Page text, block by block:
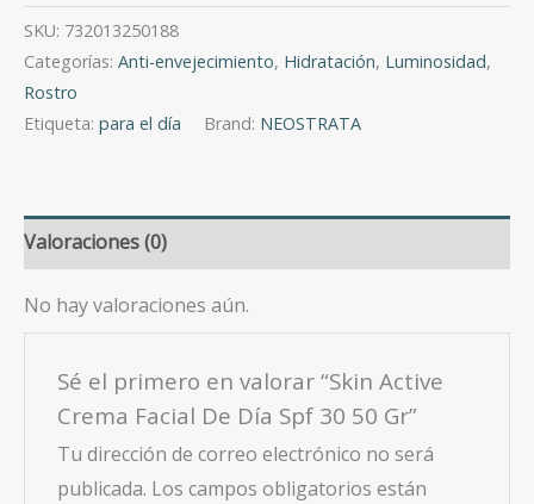
Crema
Facial
De
Día
50
cantidad
SKU: 732013250188
Categorías: Anti-envejecimiento, Hidratación, Luminosidad,
Rostro
Etiqueta: para el día Brand: NEOSTRATA
Valoraciones (0)
No hay valoraciones aún.
Sé el primero en valorar “Skin Active
Crema Facial De Día Spf 30 50 Gr”
Tu dirección de correo electrónico no será
publicada. Los campos obligatorios están